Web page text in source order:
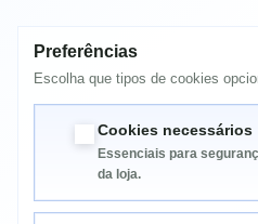
1320CN
2130CN
Preferências
Escolha que tipos de cookies
Cookies necessários
Essenciais para
da loja.